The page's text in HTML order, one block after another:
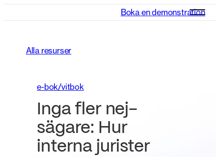
Boka en demonstration
Alla resurser
e-bok/vitbok
Inga fler nej-
sägare: Hur
interna jurister